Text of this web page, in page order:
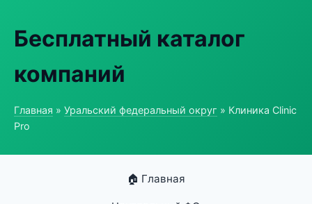
Бесплатный каталог
компаний
Главная » Уральский федеральный округ » Клиника Clinic
Pro
🏠 Главная